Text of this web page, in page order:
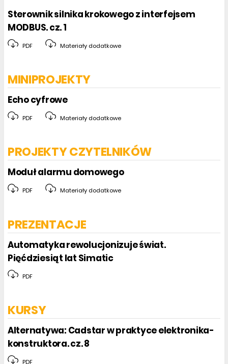
Sterownik silnika krokowego z interfejsem
MODBUS. cz. 1
PDF Materiały dodatkowe
MINIPROJEKTY
Echo cyfrowe
PDF Materiały dodatkowe
PROJEKTY CZYTELNIKÓW
Moduł alarmu domowego
PDF Materiały dodatkowe
PREZENTACJE
Automatyka rewolucjonizuje świat.
Pięćdziesiąt lat Simatic
PDF
KURSY
Alternatywa: Cadstar w praktyce elektronika-
konstruktora. cz. 8
PDF